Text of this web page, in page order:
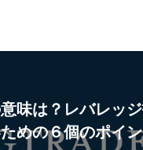
味は？レバレッ
めの６個のポイ